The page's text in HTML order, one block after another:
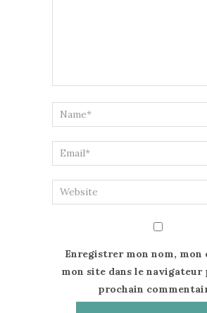
Enregistrer mon nom, mon
mon site dans le navigateur
prochain